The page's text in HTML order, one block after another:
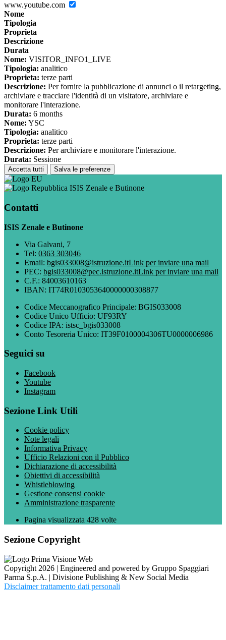
www.youtube.com
Nome
Tipologia
Proprieta
Descrizione
Durata
Nome: VISITOR_INFO1_LIVE
Tipologia: analitico
Proprieta: terze parti
Descrizione: Per fornire la pubblicazione di annunci o il retargeting,
archiviare e tracciare l'identità di un visitatore, archiviare e
monitorare l'interazione.
Durata: 6 months
Nome: YSC
Tipologia: analitico
Proprieta: terze parti
Descrizione: Per archiviare e monitorare l'interazione.
Durata: Sessione
Accetta tutti Salva le preferenze
ISIS Zenale e Butinone
Contatti
ISIS Zenale e Butinone
Via Galvani, 7
Tel: 0363 303046
Email: bgis033008@istruzione.itLink per inviare una mail
PEC: bgis033008@pec.istruzione.itLink per inviare una mail
C.F.: 84003610163
IBAN: IT74R0103053640000000308877
Codice Meccanografico Principale: BGIS033008
Codice Unico Ufficio: UF93RY
Codice IPA: istsc_bgis033008
Conto Tesoreria Unico: IT39F0100004306TU0000006986
Seguici su
Facebook
Youtube
Instagram
Sezione Link Utili
Cookie policy
Note legali
Informativa Privacy
Ufficio Relazioni con il Pubblico
Dichiarazione di accessibilità
Obiettivi di accessibilità
Whistleblowing
Gestione consensi cookie
Amministrazione trasparente
Pagina visualizzata 428 volte
Sezione Copyright
Copyright 2026 | Engineered and powered by Gruppo Spaggiari
Parma S.p.A. | Divisione Publishing & New Social Media
Disclaimer trattamento dati personali